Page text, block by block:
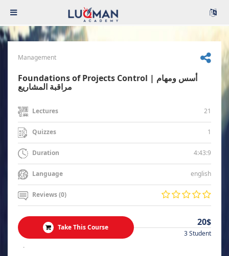
Management
Foundations of Projects Control | أسس ومهام
مراقبة المشاريع
Lectures 21
Quizzes 1
Duration 4:43:9
Language english
Reviews (0)
Take This Course 20$
3 Student
.